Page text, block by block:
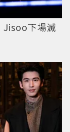
Jisoo下場滅